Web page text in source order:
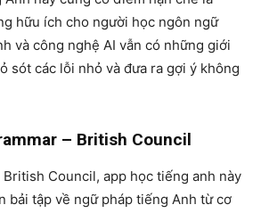
hữu ích cho người học ngôn ngữ
và công nghệ AI vẫn có những giới
sót các lỗi nhỏ và đưa ra gợi ý không
– British Council
Council, app học tiếng anh này
bải tập về ngữ pháp tiếng Anh từ cơ